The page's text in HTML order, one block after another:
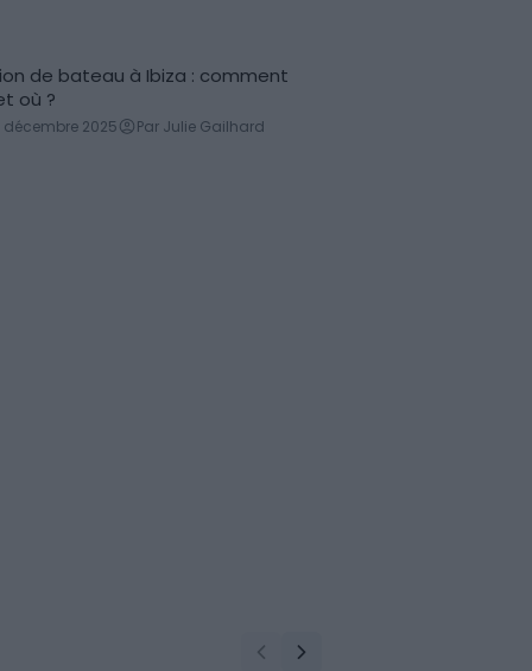
de bateau
de bateau à Ibiza : comment
où ?
décembre 2025 Par Julie Gailhard